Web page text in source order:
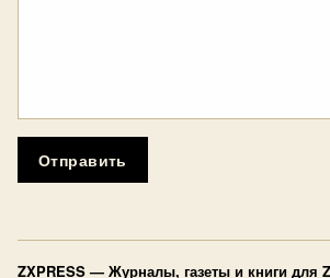
Отправить
ZXPRESS — Журналы, газеты и книги для